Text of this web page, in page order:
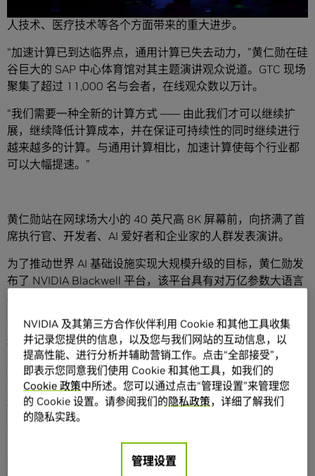
计算平台，并概述了计算能力的提升可为软件、服务、机器
人技术、医疗技术等各个方面带来的重大进步。
“加速计算已到达临界点，通用计算已失去动力，”黄仁勋在硅
谷巨大的 SAP 中心体育馆对其主题演讲观众说道。GTC 现场
聚集了超过 11,000 名与会者，在线观众数以万计。
“我们需要一种全新的计算方式 —— 由此我们才可以继续扩
展，继续降低计算成本，并在保证可持续性的同时继续进行
越来越多的计算。与通用计算相比，加速计算使每个行业都
可以大幅提速。”
黄仁勋站在网球场大小的 40 英尺高 8K 屏幕前，向挤满了首
席执行官、开发者、AI 爱好者和企业家的人群发表演讲。
为了推动世界 AI 基础设施实现大规模升级的目标，黄仁勋发
布了 NVIDIA Blackwell 平台，该平台具有对万亿参数大语言
模型进行实时生成的能力。
黄仁勋介绍了 NVIDIA 推理微服务，即 NVIDIA NIM。这是一
种全新的软件打包和交付方式，能够将开发者与数亿个 GPU
连接起来，以部署各种定制 AI。
黄仁勋还介绍了 Omniverse Cloud API，它可以提供先进的
模拟能力，将 AI 引入物理世界。
业的合作伙伴关系生态，还详细介绍了超过二十项发布来阐
述其愿景，以此为 GTC 2024 的重磅发布画上了圆满的句
NVIDIA 及其第三方合作伙伴利用 Cookie 和其他工具收集
并记录您提供的信息，以及您与我们网站的互动信息，以
提高性能、进行分析并辅助营销工作。点击“全部接受”，
即表示您同意我们使用 Cookie 和其他工具，如我们的
Cookie 政策中所述。您可以通过点击“管理设置”来管理您
的 Cookie 设置。请参阅我们的隐私政策，详细了解我们
的隐私实践。
管理设置